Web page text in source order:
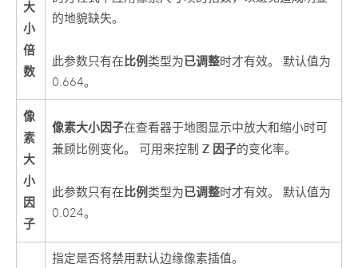
大
小
倍
数
的地貌缺失。
此参数只有在 比例 类型为已调整时才有效。 默认值为
0.664。
像
素
大
小
因
子
像素大小因子在查看器于地图显示中放大和缩小时可
兼顾比例变化。 可用来控制Z 因子的变化率。
此参数只有在 比例 类型为已调整时才有效。 默认值为
0.024。
指定是否将禁用默认边缘像素插值。